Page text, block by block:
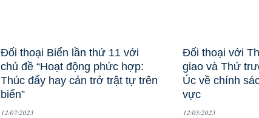
Đối thoại Biển lần thứ 11 với
chủ đề “Hoạt động phức hợp:
Thúc đẩy hay cản trở trật tự trên
biển”
12/07/2023
Đối thoại với
giao và Thứ
Úc về chính sách của Úc tại khu
vực
12/05/2023